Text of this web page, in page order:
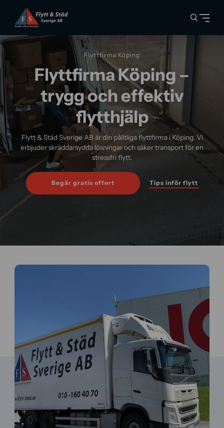
Flyttfirma Köping
Flyttfirma Köping –
trygg och effektiv
flytthjälp
Flytt & Städ Sverige AB är din pålitliga flyttfirma i Köping. Vi
erbjuder skräddarsydda lösningar och säker transport för en
stressfri flytt.
Begär gratis offert Tips inför flytt